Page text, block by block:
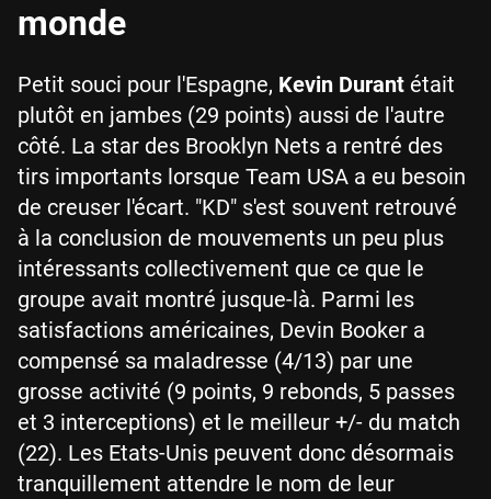
monde
Petit souci pour l'Espagne, Kevin Durant était
plutôt en jambes (29 points) aussi de l'autre
côté. La star des Brooklyn Nets a rentré des
tirs importants lorsque Team USA a eu besoin
de creuser l'écart. "KD" s'est souvent retrouvé
à la conclusion de mouvements un peu plus
intéressants collectivement que ce que le
groupe avait montré jusque-là. Parmi les
satisfactions américaines, Devin Booker a
compensé sa maladresse (4/13) par une
grosse activité (9 points, 9 rebonds, 5 passes
et 3 interceptions) et le meilleur +/- du match
(22). Les Etats-Unis peuvent donc désormais
tranquillement attendre le nom de leur